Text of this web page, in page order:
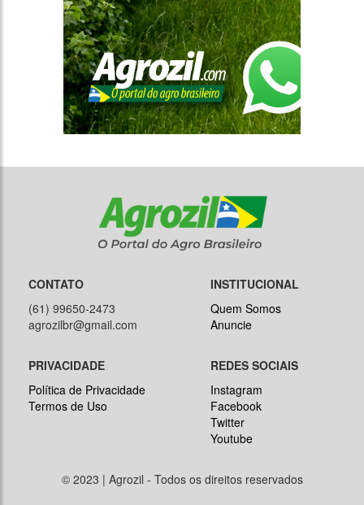
CONTATO
(61) 99650-2473
agrozilbr@gmail.com
INSTITUCIONAL
Quem Somos
Anuncie
PRIVACIDADE
Política de Privacidade
Termos de Uso
REDES SOCIAIS
Instagram
Facebook
Twitter
Youtube
© 2023 | Agrozil - Todos os direitos reservados